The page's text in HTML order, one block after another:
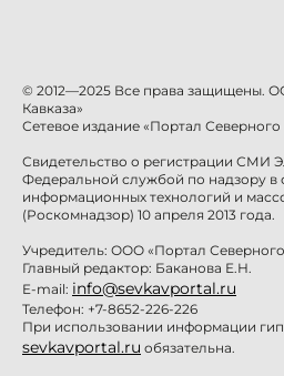
© 2012—2025 Все права защищены.
Кавказа»
Сетевое издание «Портал Северного
Свидетельство о регистрации СМИ
Федеральной службой по надзору в
информационных технологий и
(Роскомнадзор) 10 апреля 2013 года.
Учредитель: ООО «Портал Северного
Главный редактор: Баканова Е.Н.
E-mail: info@sevkavportal.ru
Телефон: +7-8652-226-226
При использовании информации
sevkavportal.ru обязательна.